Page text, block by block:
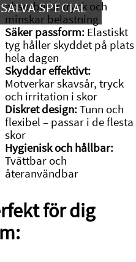
absorberar tryck och
minskar belastning
Säker passform:Elastiskt
tyg håller skyddet på plats
hela dagen
Skyddar effektivt:
Motverkar skavsår, tryck
och irritation i skor
Diskret design:Tunn och
flexibel – passar i de flesta
skor
Hygienisk och hållbar:
Tvättbar och
återanvändbar
för dig
SPECIAL